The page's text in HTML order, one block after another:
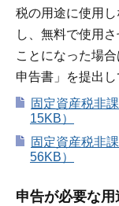
税の用途に使用
し、無料で使用
ことになった場
申告書」を提出し
固定資産税非
15KB）
固定資産税非
56KB）
申告が必要な